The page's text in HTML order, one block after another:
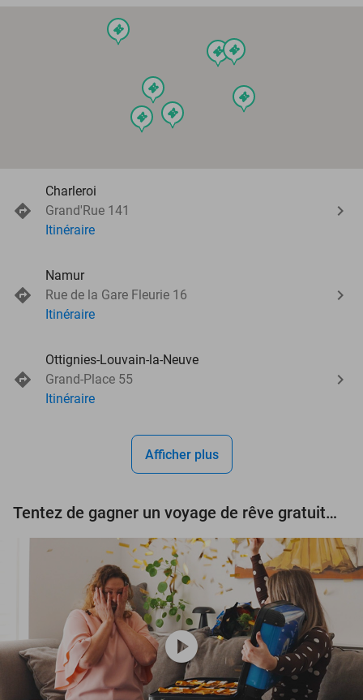
events events
events
events
events
events
events
Charleroi
Grand'Rue 141
Itinéraire
Namur
Rue de la Gare Fleurie 16
Itinéraire
Ottignies-Louvain-la-Neuve
Grand-Place 55
Itinéraire
Afficher plus
Tentez de gagner un voyage de rêve gratuit d'une valeur de 3.000 € !
play_circle